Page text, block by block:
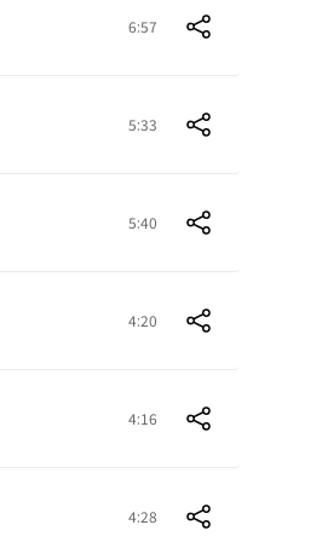
6:57
5:33
5:40
4:20
4:16
4:28